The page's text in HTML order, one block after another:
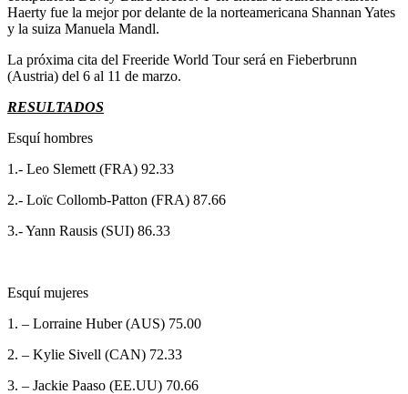
Haerty fue la mejor por delante de la norteamericana Shannan Yates
y la suiza Manuela Mandl.
La próxima cita del Freeride World Tour será en Fieberbrunn
(Austria) del 6 al 11 de marzo.
RESULTADOS
Esquí hombres
1.- Leo Slemett (FRA) 92.33
2.- Loïc Collomb-Patton (FRA) 87.66
3.- Yann Rausis (SUI) 86.33
Esquí mujeres
1. – Lorraine Huber (AUS) 75.00
2. – Kylie Sivell (CAN) 72.33
3. – Jackie Paaso (EE.UU) 70.66